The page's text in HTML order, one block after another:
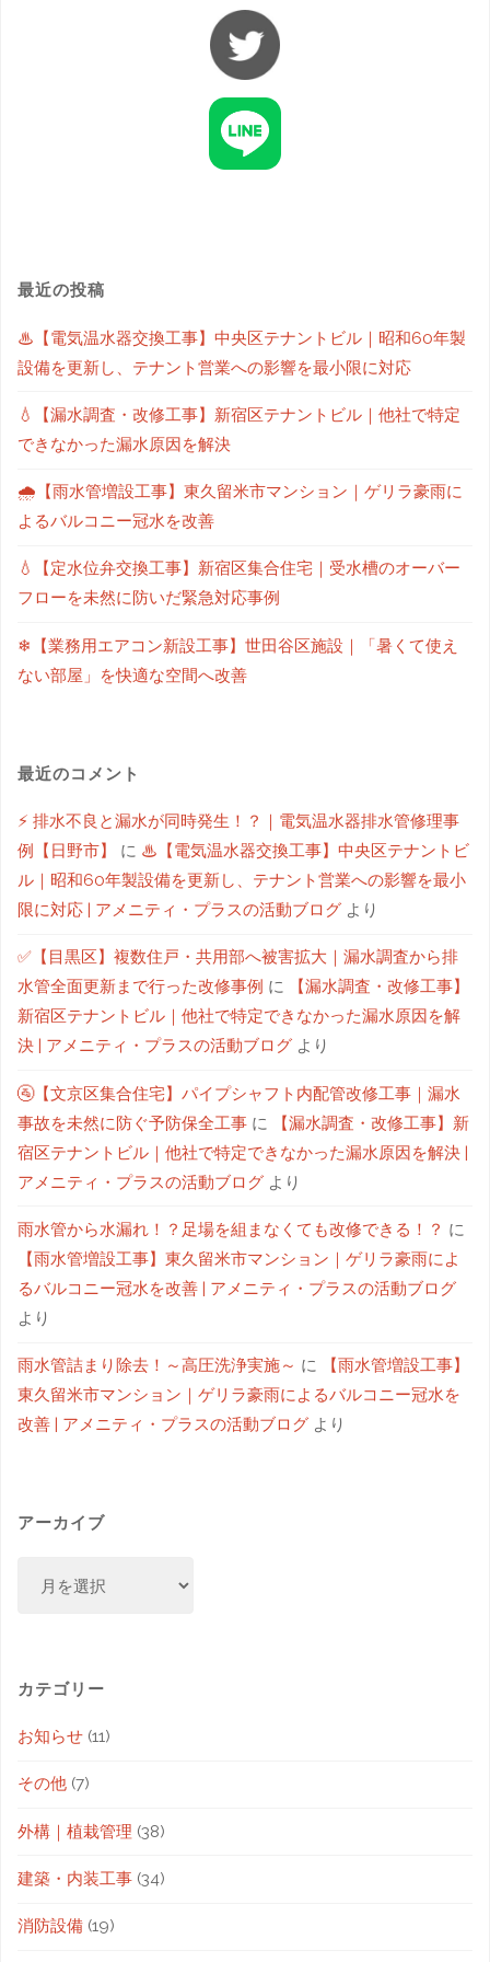
最近の投稿
♨【電気温水器交換工事】中央区テナントビル｜昭和60年製
設備を更新し、テナント営業への影響を最小限に対応
💧【漏水調査・改修工事】新宿区テナントビル｜他社で特定
できなかった漏水原因を解決
🌧【雨水管増設工事】東久留米市マンション｜ゲリラ豪雨に
よるバルコニー冠水を改善
💧【定水位弁交換工事】新宿区集合住宅｜受水槽のオーバー
フローを未然に防いだ緊急対応事例
❄【業務用エアコン新設工事】世田谷区施設｜「暑くて使え
ない部屋」を快適な空間へ改善
最近のコメント
⚡ 排水不良と漏水が同時発生！？｜電気温水器排水管修理事
例【日野市】
に ♨【電気温水器交換工事】中央区テナントビ
ル｜昭和60年製設備を更新し、テナント営業への影響を最小
限に対応 | アメニティ・プラスの活動ブログ より
✅【目黒区】複数住戸・共用部へ被害拡大｜漏水調査から排
水管全面更新まで行った改修事例 に
【漏水調査・改修工事】
新宿区テナントビル｜他社で特定できなかった漏水原因を解
決 | アメニティ・プラスの活動ブログ より
🚰【文京区集合住宅】パイプシャフト内配管改修工事｜漏水
事故を未然に防ぐ予防保全工事 に
【漏水調査・改修工事】新
宿区テナントビル｜他社で特定できなかった漏水原因を解決 |
アメニティ・プラスの活動ブログ より
雨水管から水漏れ！？足場を組まなくても改修できる！？ に
【雨水管増設工事】東久留米市マンション｜ゲリラ豪雨によ
るバルコニー冠水を改善 | アメニティ・プラスの活動ブログ
より
雨水管詰まり除去！～高圧洗浄実施～ に
【雨水管増設工事】
東久留米市マンション｜ゲリラ豪雨によるバルコニー冠水を
改善 | アメニティ・プラスの活動ブログ より
アーカイブ
カテゴリー
お知らせ (11)
その他 (7)
外構｜植栽管理 (38)
建築・内装工事 (34)
消防設備 (19)